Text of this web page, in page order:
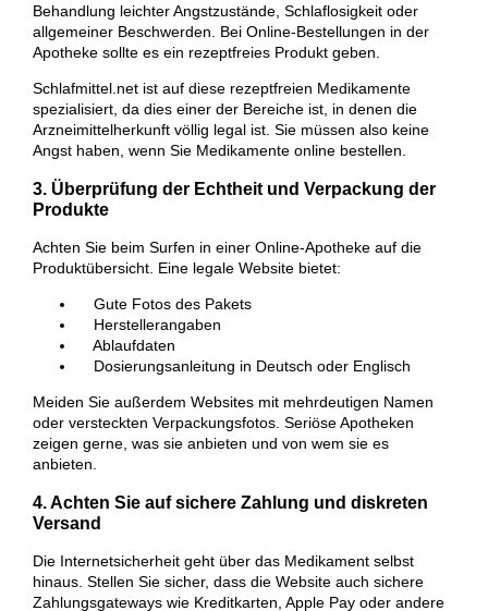
Behandlung leichter Angstzustände, Schlaflosigkeit oder
allgemeiner Beschwerden. Bei Online-Bestellungen in der
Apotheke sollte es ein rezeptfreies Produkt geben.
Schlafmittel.net ist auf diese rezeptfreien Medikamente
spezialisiert, da dies einer der Bereiche ist, in denen die
Arzneimittelherkunft völlig legal ist. Sie müssen also keine
Angst haben, wenn Sie Medikamente online bestellen.
3. Überprüfung der Echtheit und Verpackung der
Produkte
Achten Sie beim Surfen in einer Online-Apotheke auf die
Produktübersicht. Eine legale Website bietet:
Gute Fotos des Pakets
Herstellerangaben
Ablaufdaten
Dosierungsanleitung in Deutsch oder Englisch
Meiden Sie außerdem Websites mit mehrdeutigen Namen
oder versteckten Verpackungsfotos. Seriöse Apotheken
zeigen gerne, was sie anbieten und von wem sie es
anbieten.
4. Achten Sie auf sichere Zahlung und diskreten
Versand
Die Internetsicherheit geht über das Medikament selbst
hinaus. Stellen Sie sicher, dass die Website auch sichere
Zahlungsgateways wie Kreditkarten, Apple Pay oder andere